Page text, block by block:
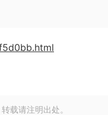
转载请注明出处。